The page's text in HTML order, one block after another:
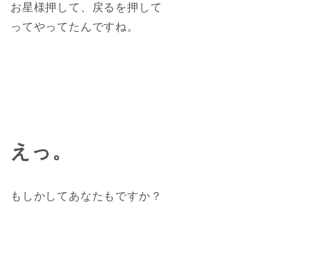
お星様押して、戻るを押して
ってやってたんですね。
えっ。
もしかしてあなたもですか？